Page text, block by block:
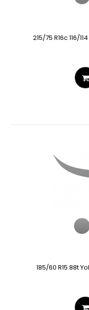
215/75 R16c 116/
185/60 R15 88t